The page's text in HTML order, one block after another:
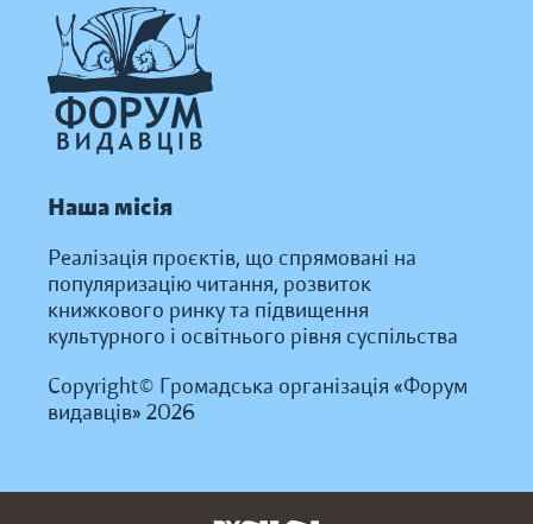
Наша місія
Реалізація проєктів, що спрямовані на
популяризацію читання, розвиток
книжкового ринку та підвищення
культурного і освітнього рівня суспільства
Copyright© Громадська організація «Форум
видавців» 2026